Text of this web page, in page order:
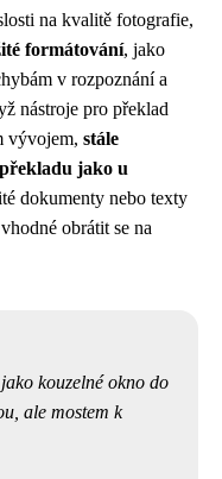
na kvalitě fotografie,
formátování, jako
v rozpoznání a
nástroje pro překlad
vývojem, stále
jako u
dokumenty nebo texty
obrátit se na
kouzelné okno do
ale mostem k